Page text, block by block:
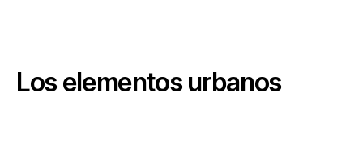
Los elementos urbanos